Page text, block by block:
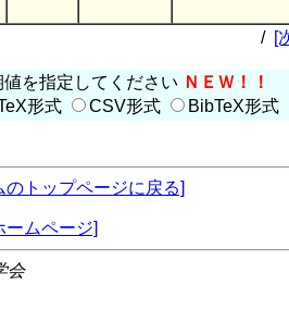
/ [
を指定してください ＮＥＷ！！
形式 CSV形式 BibTeX形式
トップページに戻る]
ームページ]
会